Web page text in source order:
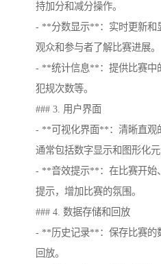
持加分和减分操作。
- **分数显示**：实时更新和
观众和参与者了解比赛进展。
- **统计信息**：提供比赛中
犯规次数等。
### 3. 用户界面
- **可视化界面**：清晰直观
通常包括数字显示和图形化元
- **音效提示**：在比赛开始
提示，增加比赛的氛围。
### 4. 数据存储和回放
- **历史记录**：保存比赛的
回放。